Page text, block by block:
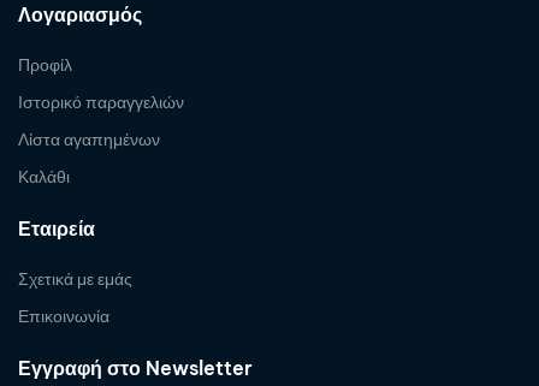
Λογαριασμός
Προφίλ
Ιστορικό παραγγελιών
Λίστα αγαπημένων
Καλάθι
Εταιρεία
Σχετικά με εμάς
Επικοινωνία
Εγγραφή στο Newsletter